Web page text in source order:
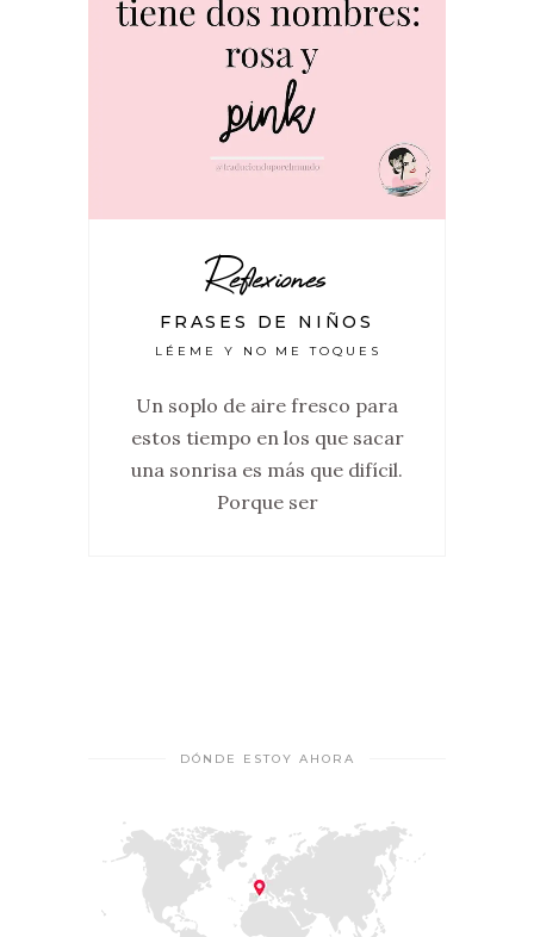
Reflexiones
FRASES DE NIÑOS
LÉEME Y NO ME TOQUES
Un soplo de aire fresco para
estos tiempo en los que sacar
una sonrisa es más que difícil.
Porque ser
DÓNDE ESTOY AHORA